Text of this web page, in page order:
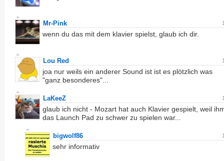
Mr-Pink
wenn du das mit dem klavier spielst, glaub ich dir.
Lou Red
joa nur weils ein anderer Sound ist ist es plötzlich was
"ganz besonderes"...
LaKeeZ
glaub ich nicht - Mozart hat auch Klavier gespielt, weil
das Launch Pad zu schwer zu spielen war...
bigwolf86
sehr informativ